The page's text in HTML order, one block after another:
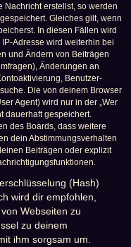
Nachricht erstellst, so werden
Gleiches gilt, wenn
In diesen Fällen wird
Adresse wird weiterhin bei
und Ändern von Beiträgen
Änderungen an
Benutzer-
Die von deinem Browser
Agent) wird nur in der „Wer
dauerhaft gespeichert.
des Boards, dass weitere
dein Abstimmungsverhalten
Beiträgen oder explizit
(Hash)
wird dir empfohlen,
Webseiten zu
zu deinem
ihm sorgsam um.